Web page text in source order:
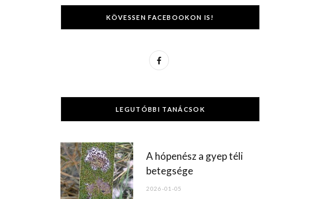
KÖVESSEN FACEBOOKON IS!
F
c
e
o
LEGUTÓBBI TANÁCSOK
A hópenész a gyep téli
betegsége
2026-01-05